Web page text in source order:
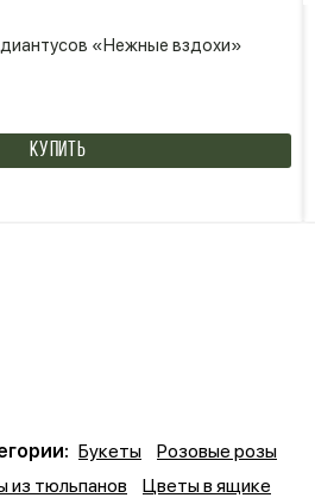
диантусов «Нежные вздохи»
КУПИТЬ
Букеты
Розовые розы
из тюльпанов
Цветы в ящике